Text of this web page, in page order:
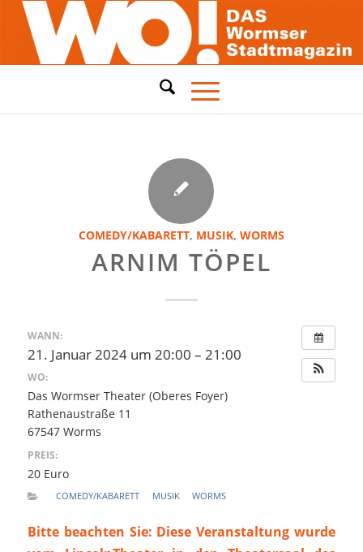
COMEDY/KABARETT, MUSIK, WORMS
ARNIM TÖPEL
WANN:
21. Januar 2024 um 20:00 – 21:00
WO:
Das Wormser Theater (Oberes Foyer)
Rathenaustraße 11
67547 Worms
PREIS:
20 Euro
COMEDY/KABARETT MUSIK WORMS
Bitte beachten Sie: Diese Veranstaltung wurde